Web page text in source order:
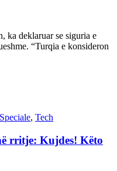
ka deklaruar se siguria e
“Turqia e konsideron
Speciale, Tech
rritje: Kujdes! Këto